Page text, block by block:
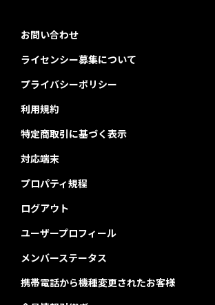
お問い合わせ
ライセンシー募集について
プライバシーポリシー
利用規約
特定商取引に基づく表示
対応端末
プロパティ規程
ログアウト
ユーザープロフィール
メンバーステータス
携帯電話から機種変更されたお客様